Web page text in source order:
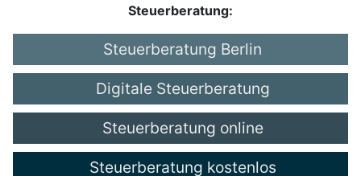
Steuerberatung:
Steuerberatung Berlin
Digitale Steuerberatung
Steuerberatung online
Steuerberatung kostenlos